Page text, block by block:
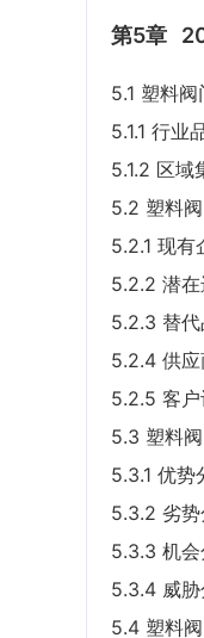
第5章
5.1 塑料
5.1.1 行业
5.1.2 区域
5.2 塑料
5.2.1 现有
5.2.2 潜
5.2.3 替
5.2.4 供应
5.2.5 客户
5.3 塑料
5.3.1 优势
5.3.2 劣
5.3.3 机
5.3.4 威
5.4 塑料